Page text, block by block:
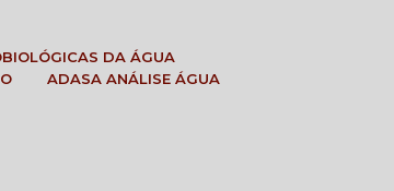
DA ÁGUA
ADASA ANÁLISE ÁGUA